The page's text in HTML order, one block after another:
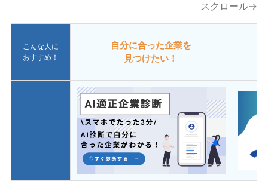
スクロール→
こんな人に
おすすめ！
自分に合った企業を
見つけたい！